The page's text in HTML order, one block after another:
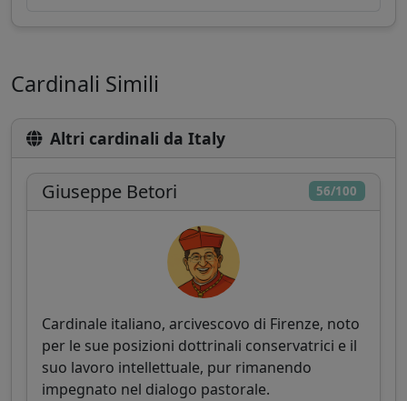
Cardinali Simili
Altri cardinali da Italy
56/100
Giuseppe Betori
Cardinale italiano, arcivescovo di Firenze, noto
per le sue posizioni dottrinali conservatrici e il
suo lavoro intellettuale, pur rimanendo
impegnato nel dialogo pastorale.